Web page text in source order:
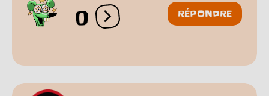
0 Ouvrir les réactions
RÉPONDRE